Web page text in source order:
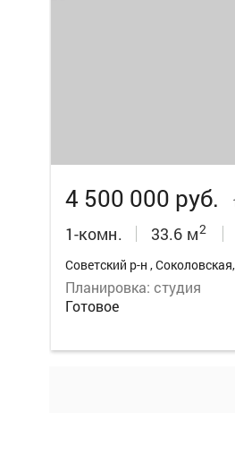
4 500 000 руб.
1-комн. 33.6 м2
Советский р-н ,
Планировка: студия
Готовое